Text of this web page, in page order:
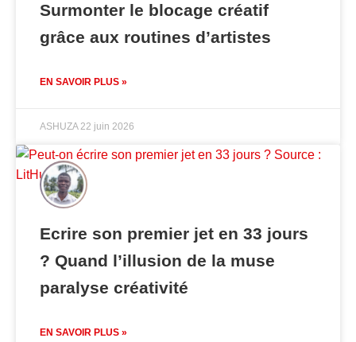
Surmonter le blocage créatif
grâce aux routines d’artistes
EN SAVOIR PLUS »
ASHUZA22 juin 2026
Ecrire son premier jet en 33 jours
? Quand l’illusion de la muse
paralyse créativité
EN SAVOIR PLUS »